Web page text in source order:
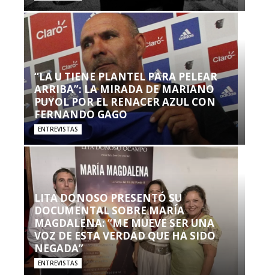
“LA U TIENE PLANTEL PARA PELEAR
ARRIBA”: LA MIRADA DE MARIANO
PUYOL POR EL RENACER AZUL CON
FERNANDO GAGO
ENTREVISTAS
LITA DONOSO PRESENTÓ SU
DOCUMENTAL SOBRE MARÍA
MAGDALENA: “ME MUEVE SER UNA
VOZ DE ESTA VERDAD QUE HA SIDO
NEGADA”
ENTREVISTAS